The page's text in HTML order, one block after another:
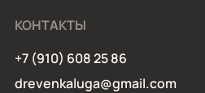
+7 (910) 608 25 86
КОНТАКТЫ
drevenkaluga@gmail.com